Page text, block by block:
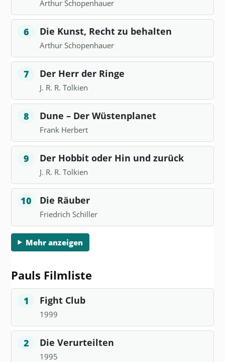
Arthur Schopenhauer
6 Die Kunst, Recht zu behalten
Arthur Schopenhauer
7 Der Herr der Ringe
J. R. R. Tolkien
8 Dune – Der Wüstenplanet
Frank Herbert
9 Der Hobbit oder Hin und zurück
J. R. R. Tolkien
10 Die Räuber
Friedrich Schiller
Mehr anzeigen
Pauls Filmliste
1 Fight Club
1999
2 Die Verurteilten
1995